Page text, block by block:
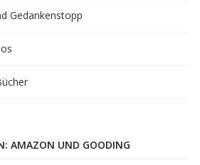
Gedankenstopp
AMAZON UND GOODING